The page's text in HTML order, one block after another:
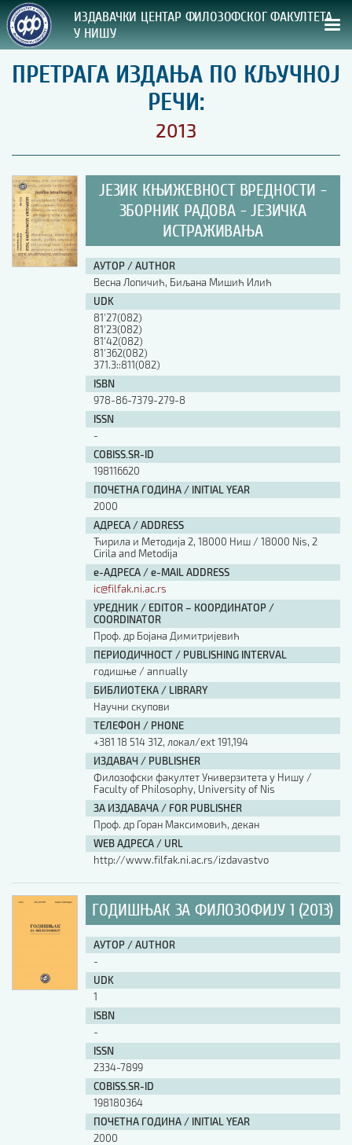
ИЗДАВАЧКИ ЦЕНТАР ФИЛОЗОФСКОГ ФАКУЛТЕТА
У НИШУ
СВА НАША ИЗДАЊА
ВРСТА ИЗДАЊА:
ПРЕГЛЕД
УПУТСТВА
УПУТСТВА
Правилник о издавачкој делатности
Упутство ауторима
Упутство уредницима
Изјава о ауторству
Изјава о лектури
Изјава о коришћењу ауторског дела
Упутство за бирање лиценце
Уговор са аутором
Шаблон прве стране и импресума [B5, ћир]
Шаблон прве стране и импресума [B5, лат]
Шаблон прве стране и импресума [B5, енг]
Етички кодекс
ПРЕТРАГА ИЗДАЊА
Наслов или део наслова
АУТОР / AUTHOR
DOI
ПРЕТРАГА ИЗДАЊА ПО КЉУЧНОЈ
РЕЧИ:
2013
ЈЕЗИК КЊИЖЕВНОСТ ВРЕДНОСТИ -
ЗБОРНИК РАДОВА - ЈЕЗИЧКА
ИСТРАЖИВАЊА
АУТОР / AUTHOR
Весна Лопичић, Биљана Мишић Илић
UDK
81'27(082)
81'23(082)
81'42(082)
81'362(082)
371.3::811(082)
ISBN
978-86-7379-279-8
ISSN
-
COBISS.SR-ID
198116620
ПОЧЕТНА ГОДИНА / INITIAL YEAR
2000
АДРЕСА / ADDRESS
Ћирила и Методија 2, 18000 Ниш / 18000 Nis, 2
Cirila and Metodija
е-АДРЕСА / e-MAIL ADDRESS
ic@filfak.ni.ac.rs
УРЕДНИК / EDITOR – КООРДИНАТОР /
COORDINATOR
Проф. др Бојана Димитријевић
ПЕРИОДИЧНОСТ / PUBLISHING INTERVAL
годишње / annually
БИБЛИОТЕКА / LIBRARY
Научни скупови
ТЕЛЕФОН / PHONE
+381 18 514 312, локал/ext 191,194
ИЗДАВАЧ / PUBLISHER
Филозофски факултет Универзитета у Нишу /
Faculty of Philosophy, University of Nis
ЗА ИЗДАВАЧА / FOR PUBLISHER
Проф. др Горан Максимовић, декан
WEB АДРЕСА / URL
http://www.filfak.ni.ac.rs/izdavastvo
ГОДИШЊАК ЗА ФИЛОЗОФИЈУ 1 (2013)
АУТОР / AUTHOR
-
UDK
1
ISBN
-
ISSN
2334-7899
COBISS.SR-ID
198180364
ПОЧЕТНА ГОДИНА / INITIAL YEAR
2000